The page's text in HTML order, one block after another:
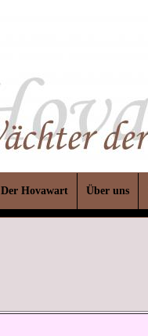
Der Hovawart Über uns